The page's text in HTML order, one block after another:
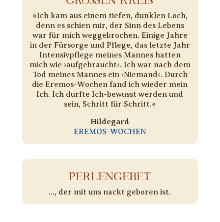
»Ich kam aus einem tiefen, dunklen Loch,
denn es schien mir, der Sinn des Lebens
war für mich weggebrochen. Einige Jahre
in der Fürsorge und Pflege, das letzte Jahr
Intensivpflege meines Mannes hatten
mich wie ›aufgebraucht‹. Ich war nach dem
Tod meines Mannes ein ›Niemand‹. Durch
die Eremos-Wochen fand ich wieder mein
Ich. Ich durfte Ich-bewusst werden und
sein, Schritt für Schritt.«
Hildegard
EREMOS-WOCHEN
PERLENGEBET
..., der mit uns nackt geboren ist.